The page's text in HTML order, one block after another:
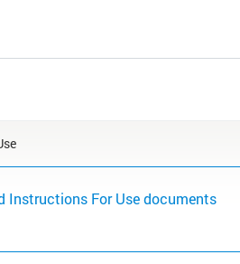
Instructions For Use documents